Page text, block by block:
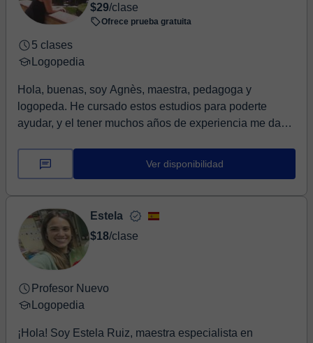
$29/clase
Ofrece prueba gratuita
5 clases
Logopedia
Hola, buenas, soy Agnès, maestra, pedagoga y
logopeda. He cursado estos estudios para poderte
ayudar, y el tener muchos años de experiencia me da
Ver disponibilidad
Estela
$18/clase
Profesor Nuevo
Logopedia
¡Hola! Soy Estela Ruiz, maestra especialista en